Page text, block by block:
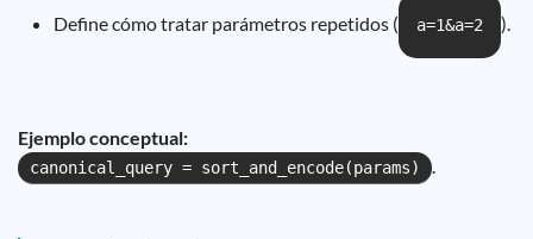
Define cómo tratar parámetros repetidos ( a=1&a=2 ).
Ejemplo conceptual:
canonical_query = sort_and_encode(params) .